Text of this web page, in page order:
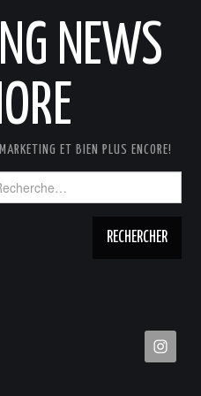
NEWS
ET BIEN PLUS ENCORE!